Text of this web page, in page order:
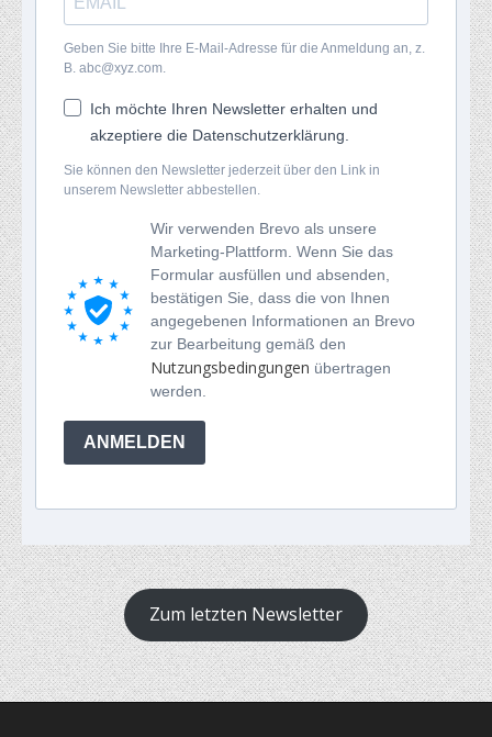
Geben Sie bitte Ihre E-Mail-Adresse für die Anmeldung an, z.
B. abc@xyz.com.
Ich möchte Ihren Newsletter erhalten und
akzeptiere die Datenschutzerklärung.
Sie können den Newsletter jederzeit über den Link in
unserem Newsletter abbestellen.
Wir verwenden Brevo als unsere
Marketing-Plattform. Wenn Sie das
Formular ausfüllen und absenden,
bestätigen Sie, dass die von Ihnen
angegebenen Informationen an Brevo
zur Bearbeitung gemäß den
Nutzungsbedingungen übertragen
werden.
ANMELDEN
Zum letzten Newsletter